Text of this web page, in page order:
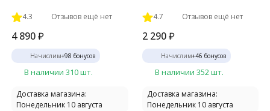
4.3 Отзывов ещё нет
4 890₽
Начислим+98 бонусов
В наличии 310 шт.
Доставка магазина:
Понедельник 10 августа
4.7 Отзывов ещё нет
2 290 ₽
Начислим+46 бонусов
В наличии 352 шт.
Доставка магазина:
Понедельник 10 августа